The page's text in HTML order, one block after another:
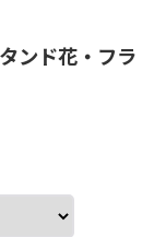
ンド花・フラ